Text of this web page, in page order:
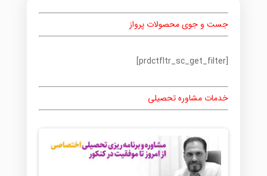
جست و جوی محصولات پرواز
[prdctfltr_sc_get_filter]
خدمات مشاوره تحصیلی